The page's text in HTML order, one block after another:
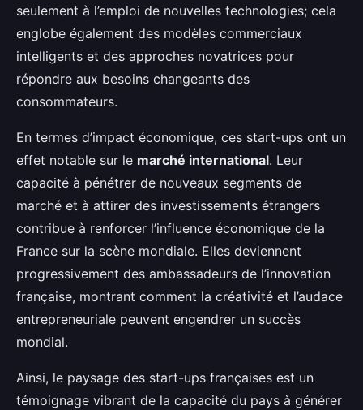
seulement à l’emploi de nouvelles technologies; cela
englobe également des modèles commerciaux
intelligents et des approches novatrices pour
répondre aux besoins changeants des
consommateurs.
En termes d’impact économique, ces start-ups ont un
effet notable sur le marché international. Leur
capacité à pénétrer de nouveaux segments de
marché et à attirer des investissements étrangers
contribue à renforcer l’influence économique de la
France sur la scène mondiale. Elles deviennent
progressivement des ambassadeurs de l’innovation
française, montrant comment la créativité et l’audace
entrepreneuriale peuvent engendrer un succès
mondial.
Ainsi, le paysage des start-ups françaises est un
témoignage vibrant de la capacité du pays à générer